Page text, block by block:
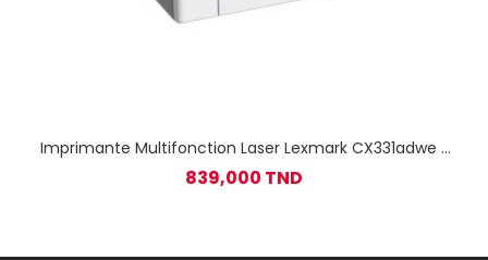
Imprimante Multifonction Laser Lexmark CX331adwe /
Couleur / A4 / Wi-Fi / Blanc
839,000 TND